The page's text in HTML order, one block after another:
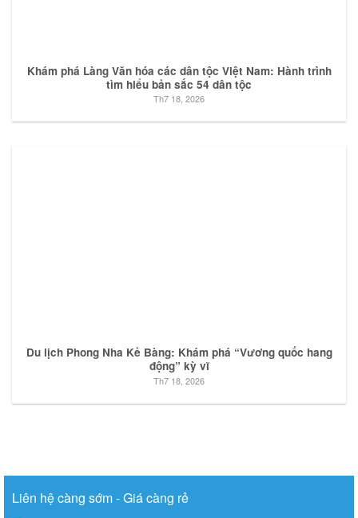
Khám phá Làng Văn hóa các dân tộc Việt Nam: Hành trình
tìm hiểu bản sắc 54 dân tộc
Th7 18, 2026
Du lịch Phong Nha Kẻ Bàng: Khám phá “Vương quốc hang
động” kỳ vĩ
Th7 18, 2026
Liên hệ càng sớm - Giá càng rẻ